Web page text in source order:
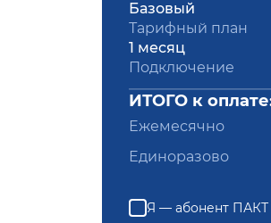
Базовый
Тарифный план
1 месяц
Подключение
ИТОГО к
Ежемесячно
Единоразово
Я — абонент ПАКТ